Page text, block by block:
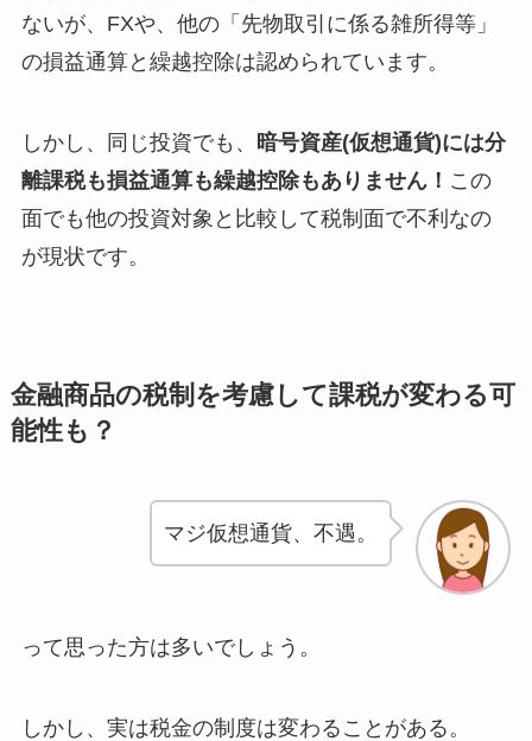
ないが、FXや、他の「先物取引に係る雑所得等」
の損益通算と繰越控除は認められています。
しかし、同じ投資でも、 暗号資産(仮想通貨)には分
離課税も損益通算も繰越控除もありません！ この
面でも他の投資対象と比較して税制面で不利なの
が現状です。
金融商品の税制を考慮して課税が変わる可
能性も？
マジ仮想通貨、不遇。
って思った方は多いでしょう。
しかし、実は税金の制度は変わることがある。